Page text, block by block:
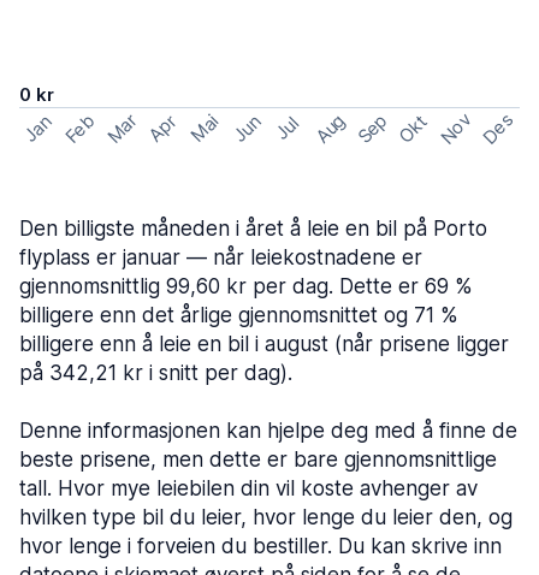
0 kr
Jan Feb Mar Apr Mai Jun Jul Aug Sep Okt Nov Des
Den billigste måneden i året å leie en bil på Porto
flyplass er januar — når leiekostnadene er
gjennomsnittlig 99,60 kr per dag. Dette er 69 %
billigere enn det årlige gjennomsnittet og 71 %
billigere enn å leie en bil i august (når prisene ligger
på 342,21 kr i snitt per dag).
Denne informasjonen kan hjelpe deg med å finne de
beste prisene, men dette er bare gjennomsnittlige
tall. Hvor mye leiebilen din vil koste avhenger av
hvilken type bil du leier, hvor lenge du leier den, og
hvor lenge i forveien du bestiller. Du kan skrive inn